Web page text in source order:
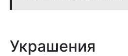
Украшения